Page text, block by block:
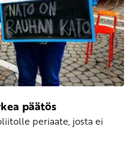
päätös
periaate, josta ei